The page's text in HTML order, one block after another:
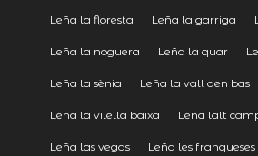
Leña la floresta Leña la garriga
Leña la noguera Leña la quar
Leña la sènia Leña la vall den bas
Leña la vilella baixa Leña lalt
Leña las vegas Leña les